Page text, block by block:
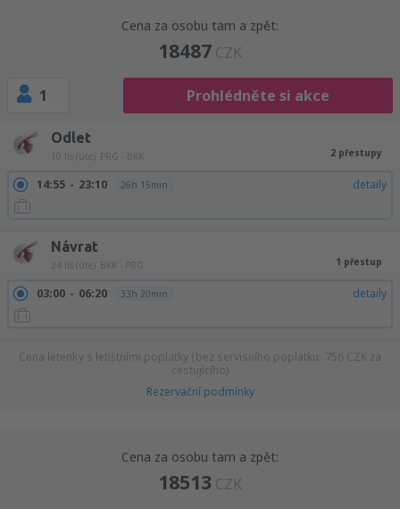
Cena za osobu tam a zpět:
18487 CZK
1 Prohlédněte si akce
Odlet
10 lis (úte) PRG - BKK 2 přestupy
14:55 23:10 26h 15min detaily
Návrat
24 lis (úte) BKK - PRG 1 přestup
03:00 06:20 33h 20min detaily
Cena letenky s letištními poplatky (bez servisního poplatku: 756 CZK za
cestujícího)
Rezervační podmínky
Cena za osobu tam a zpět:
18513 CZK